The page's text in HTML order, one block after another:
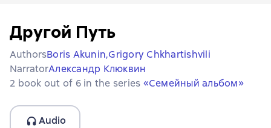
Другой Путь
AuthorsBoris Akunin,Grigory Chkhartishvili
NarratorАлександр Клюквин
2 book out of 6 in the series «Семейный альбом»
Audio